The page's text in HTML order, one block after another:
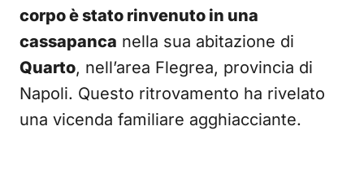
corpo è stato rinvenuto in una
cassapanca nella sua abitazione di
Quarto, nell’area Flegrea, provincia di
Napoli. Questo ritrovamento ha rivelato
una vicenda familiare agghiacciante.